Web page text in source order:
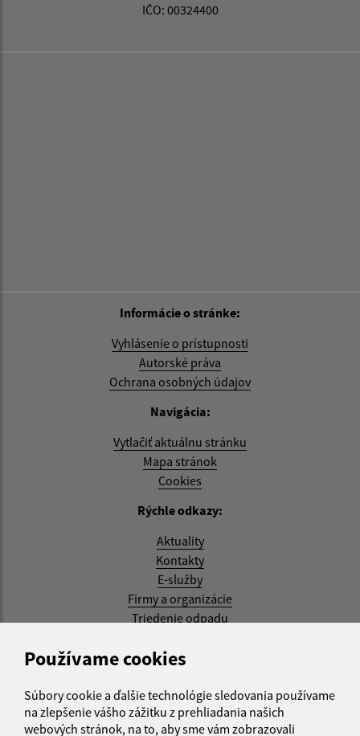
Používame cookies
Súbory cookie a ďalšie technológie sledovania používame
na zlepšenie vášho zážitku z prehliadania našich
webových stránok, na to, aby sme vám zobrazovali
IČO: 00324400
Informácie o stránke:
Vyhlásenie o prístupnosti
Autorské práva
Ochrana osobných údajov
Navigácia:
Vytlačiť aktuálnu stránku
Mapa stránok
Cookies
Rýchle odkazy:
Aktuality
Kontakty
E-služby
Firmy a organizácie
Triedenie odpadu
Aktualizované:
RSS